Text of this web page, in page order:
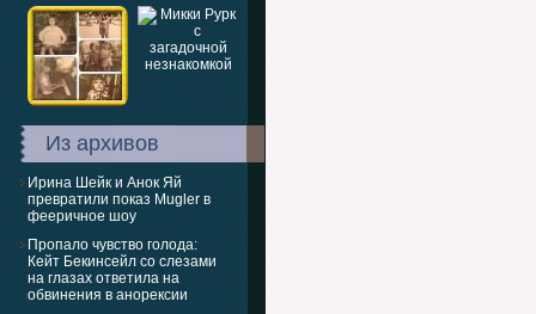
Из архивов
Ирина Шейк и Анок Яй
превратили показ Mugler в
фееричное шоу
Пропало чувство голода:
Кейт Бекинсейл со слезами
на глазах ответила на
обвинения в анорексии